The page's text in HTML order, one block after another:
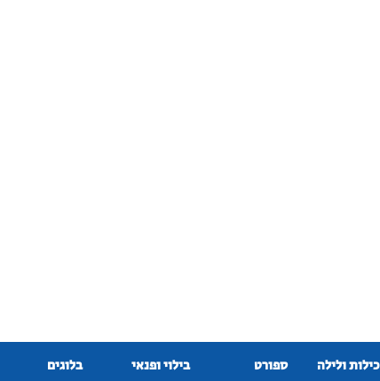
ולילה ספורט בילוי ופנאי בלוגים